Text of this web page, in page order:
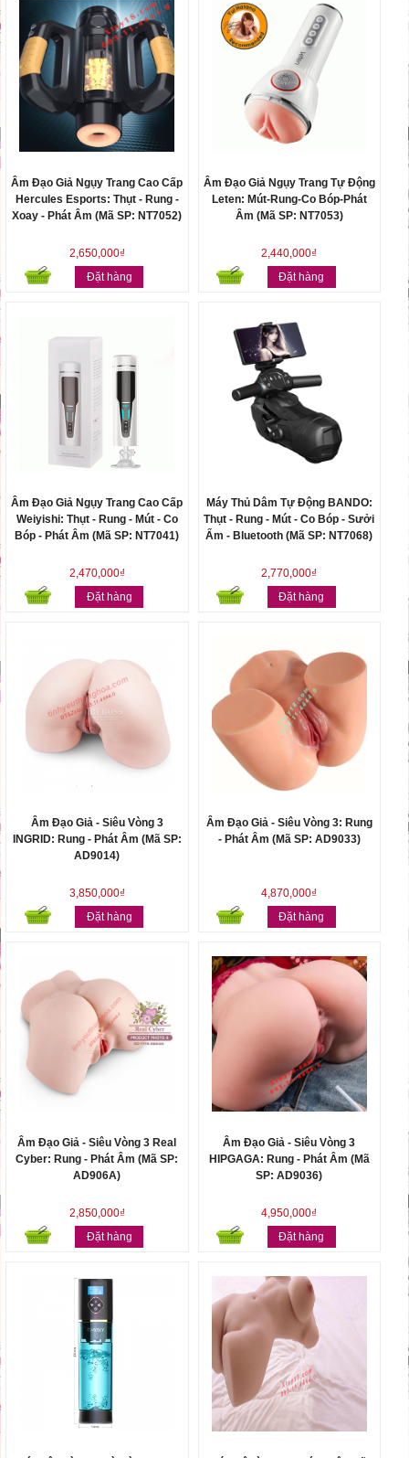
Âm Đạo Giả Ngụy Trang Cao Cấp
Hercules Esports: Thụt - Rung -
Xoay - Phát Âm (Mã SP: NT7052)
2,650,000₫
Đặt hàng
Âm Đạo Giả Ngụy Trang Tự Động
Leten: Mút-Rung-Co Bóp-Phát
Âm (Mã SP: NT7053)
2,440,000₫
Đặt hàng
Âm Đạo Giả Ngụy Trang Cao Cấp
Weiyishi: Thụt - Rung - Mút - Co
Bóp - Phát Âm (Mã SP: NT7041)
2,470,000₫
Đặt hàng
Máy Thủ Dâm Tự Động BANDO:
Thụt - Rung - Mút - Co Bóp - Sưởi
Ấm - Bluetooth (Mã SP: NT7068)
2,770,000₫
Đặt hàng
Âm Đạo Giả - Siêu Vòng 3
INGRID: Rung - Phát Âm (Mã SP:
AD9014)
3,850,000₫
Đặt hàng
Âm Đạo Giả - Siêu Vòng 3: Rung
- Phát Âm (Mã SP: AD9033)
4,870,000₫
Đặt hàng
Âm Đạo Giả - Siêu Vòng 3 Real
Cyber: Rung - Phát Âm (Mã SP:
AD906A)
2,850,000₫
Đặt hàng
Âm Đạo Giả - Siêu Vòng 3
HIPGAGA: Rung - Phát Âm (Mã
SP: AD9036)
4,950,000₫
Đặt hàng